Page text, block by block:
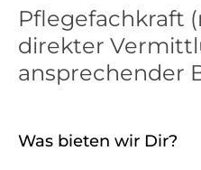
Pflegefachkraft
direkter
ansprechender
Was bieten wir Dir?